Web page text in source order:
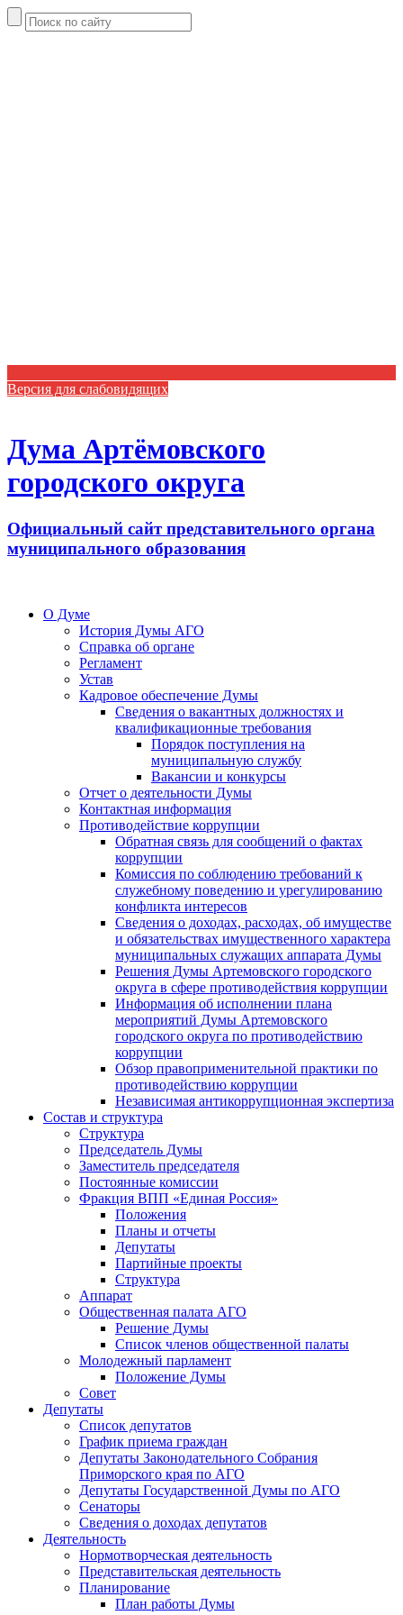
Версия для слабовидящих
Дума Артёмовского
городского округа
Официальный сайт представительного органа
муниципального образования
О Думе
История Думы АГО
Справка об органе
Регламент
Устав
Кадровое обеспечение Думы
Сведения о вакантных должностях и
квалификационные требования
Порядок поступления на
муниципальную службу
Вакансии и конкурсы
Отчет о деятельности Думы
Контактная информация
Противодействие коррупции
Обратная связь для сообщений о фактах
коррупции
Комиссия по соблюдению требований к
служебному поведению и урегулированию
конфликта интересов
Сведения о доходах, расходах, об имуществе
и обязательствах имущественного характера
муниципальных служащих аппарата Думы
Решения Думы Артемовского городского
округа в сфере противодействия коррупции
Информация об исполнении плана
мероприятий Думы Артемовского
городского округа по противодействию
коррупции
Обзор правоприменительной практики по
противодействию коррупции
Независимая антикоррупционная экспертиза
Состав и структура
Структура
Председатель Думы
Заместитель председателя
Постоянные комиссии
Фракция ВПП «Единая Россия»
Положения
Планы и отчеты
Депутаты
Партийные проекты
Структура
Аппарат
Общественная палата АГО
Решение Думы
Список членов общественной палаты
Молодежный парламент
Положение Думы
Совет
Депутаты
Список депутатов
График приема граждан
Депутаты Законодательного Собрания
Приморского края по АГО
Депутаты Государственной Думы по АГО
Сенаторы
Сведения о доходах депутатов
Деятельность
Нормотворческая деятельность
Представительская деятельность
Планирование
План работы Думы